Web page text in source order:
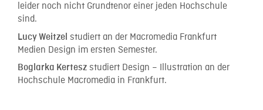
leider noch nicht Grundtenor einer jeden Hochschule
sind.
Lucy Weitzel studiert an der Macromedia Frankfurt
Medien Design im ersten Semester.
Boglarka Kertesz studiert Design – Illustration an der
Hochschule Macromedia in Frankfurt.